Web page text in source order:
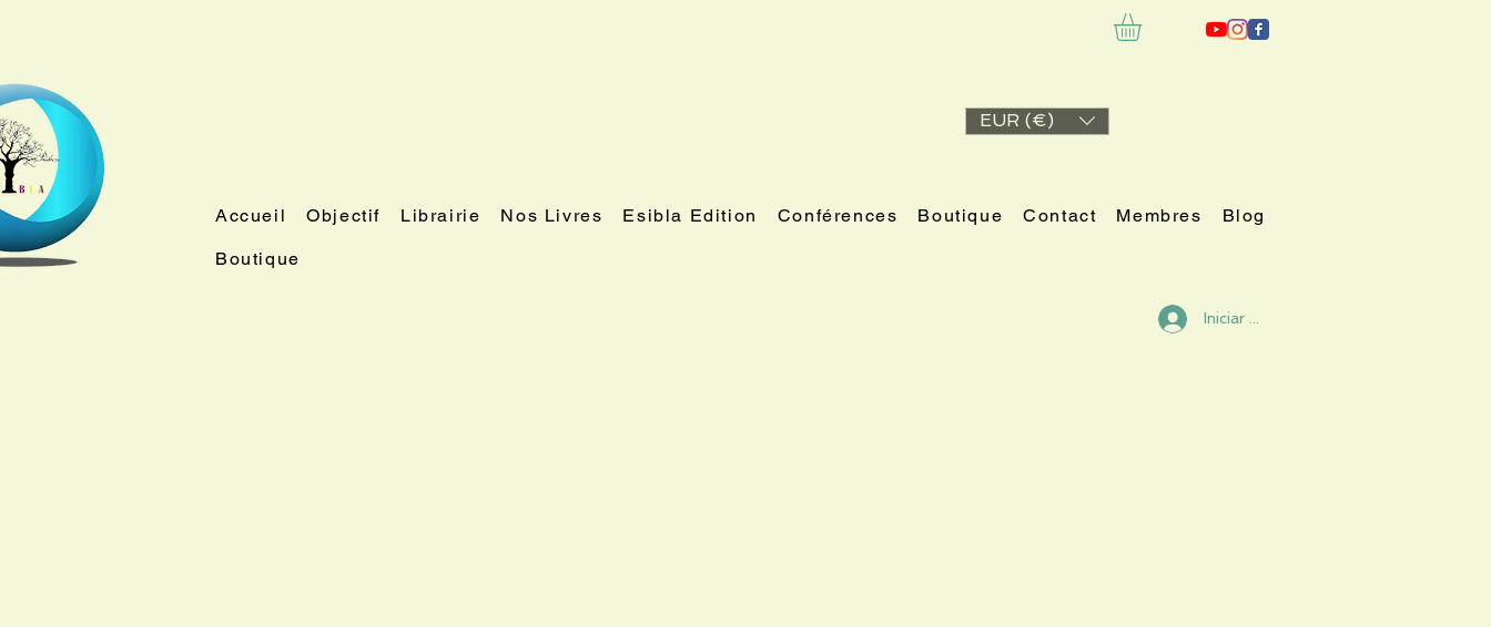
EUR (€)
Accueil Objectif Librairie Nos Livres Esibla Edition Conférences Boutique Contact Membres Blog
Boutique
Iniciar sesión